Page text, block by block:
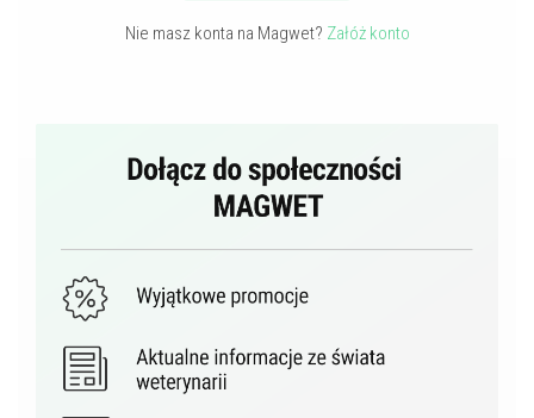
Nie masz konta na Magwet? Załóż konto